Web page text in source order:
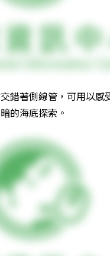
錯著側線管，可用以感
的海底探索。